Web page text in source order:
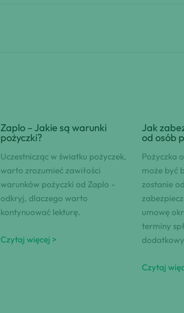
Zaplo – Jakie są warunki
pożyczki?
Uczestnicząc w światku pożyczek,
warto zrozumieć zawiłości
warunków pożyczki od Zaplo -
odkryj, dlaczego warto
kontynuować lekturę.
Czytaj więcej >
Jak
od osób
Pożyczka
może być
zostanie
umowę
terminy
Czytaj